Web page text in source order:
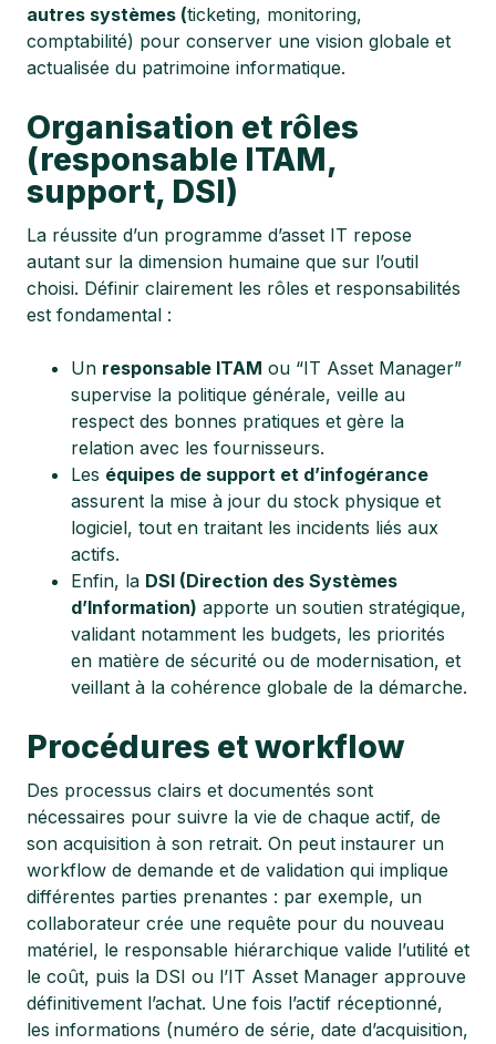
autres systèmes (ticketing, monitoring,
comptabilité) pour conserver une vision globale et
actualisée du patrimoine informatique.
Organisation et rôles
(responsable ITAM,
support, DSI)
La réussite d’un programme d’asset IT repose
autant sur la dimension humaine que sur l’outil
choisi. Définir clairement les rôles et responsabilités
est fondamental :
Un responsable ITAM ou “IT Asset Manager”
supervise la politique générale, veille au
respect des bonnes pratiques et gère la
relation avec les fournisseurs.
Les équipes de support et d’infogérance
assurent la mise à jour du stock physique et
logiciel, tout en traitant les incidents liés aux
actifs.
Enfin, la DSI (Direction des Systèmes
d’Information) apporte un soutien stratégique,
validant notamment les budgets, les priorités
en matière de sécurité ou de modernisation, et
veillant à la cohérence globale de la démarche.
Procédures et workflow
Des processus clairs et documentés sont
nécessaires pour suivre la vie de chaque actif, de
son acquisition à son retrait. On peut instaurer un
workflow de demande et de validation qui implique
différentes parties prenantes : par exemple, un
collaborateur crée une requête pour du nouveau
matériel, le responsable hiérarchique valide l’utilité et
le coût, puis la DSI ou l’IT Asset Manager approuve
définitivement l’achat. Une fois l’actif réceptionné,
les informations (numéro de série, date d’acquisition,